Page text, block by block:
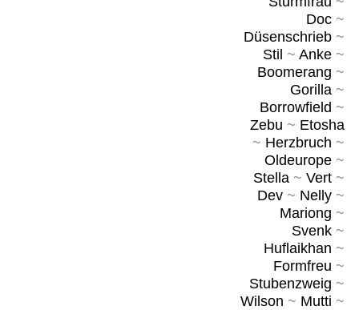
Doc~
Düsenschrieb~
Stil ~ Anke~
Boomerang ~
Gorilla~
Borrowfield ~
Zebu ~ Etosha
~ Herzbruch ~
Oldeurope~
Stella~ Vert~
Dev~ Nelly~
Mariong ~
Svenk~
Huflaikhan ~
Formfreu ~
Stubenzweig ~
Wilson ~ Mutti ~